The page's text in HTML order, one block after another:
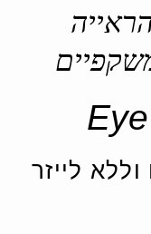
לייזר